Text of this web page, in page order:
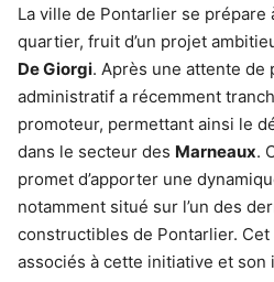
La ville de Pontarlier se prépare
quartier, fruit d’un projet
De Giorgi. Après une attente de
administratif a récemment
promoteur, permettant ainsi le
dans le secteur des Marneaux.
promet d’apporter une
notamment situé sur l’un des
constructibles de Pontarlier.
associés à cette initiative et